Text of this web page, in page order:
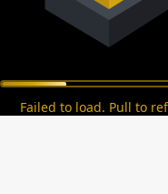
Failed to load. Pull to